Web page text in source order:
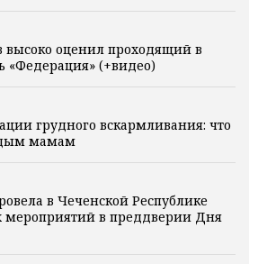
оценил проходящий в
«Федерация» (+видео)
грудного вскармливания: что
мамам
в Чеченской Республике
мероприятий в преддверии Дня